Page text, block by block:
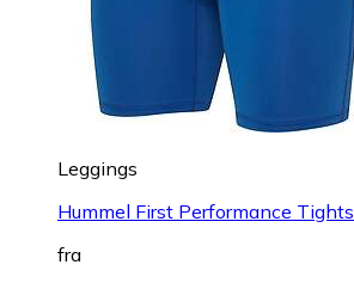
Leggings
Hummel First Performance Tights
fra